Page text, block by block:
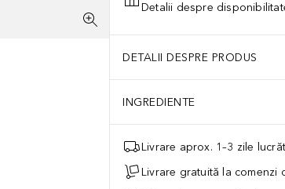
Detalii despre
DETALII DESPRE PRODUS
INGREDIENTE
Livrare aprox. 1–3 zile
Livrare gratuită la comenzi